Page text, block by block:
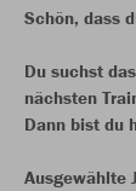
Schön, dass
Du suchst
nächsten
Dann bist du
Ausgewählte